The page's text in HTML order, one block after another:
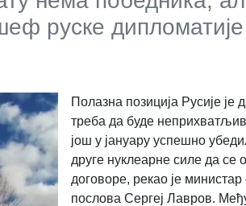
руске дипломатије
Полазна позиција Русије је
треба да буде
још у јануару успешно
друге нуклеарне силе да се
договоре, рекао је
послова Сергеј Лавров.